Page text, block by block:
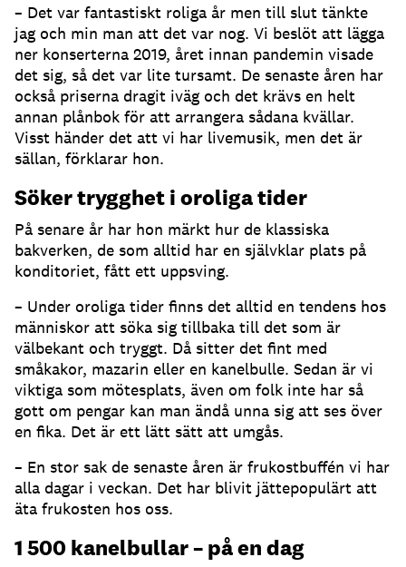
– Det var fantastiskt roliga år men till slut tänkte
jag och min man att det var nog. Vi beslöt att lägga
ner konserterna 2019, året innan pandemin visade
det sig, så det var lite tursamt. De senaste åren har
också priserna dragit iväg och det krävs en helt
annan plånbok för att arrangera sådana kvällar.
Visst händer det att vi har livemusik, men det är
sällan, förklarar hon.
Söker trygghet i oroliga tider
På senare år har hon märkt hur de klassiska
bakverken, de som alltid har en självklar plats på
konditoriet, fått ett uppsving.
– Under oroliga tider finns det alltid en tendens hos
människor att söka sig tillbaka till det som är
välbekant och tryggt. Då sitter det fint med
småkakor, mazarin eller en kanelbulle. Sedan är vi
viktiga som mötesplats, även om folk inte har så
gott om pengar kan man ändå unna sig att ses över
en fika. Det är ett lätt sätt att umgås.
– En stor sak de senaste åren är frukostbuffén vi har
alla dagar i veckan. Det har blivit jättepopulärt att
äta frukosten hos oss.
1 500 kanelbullar – på en dag